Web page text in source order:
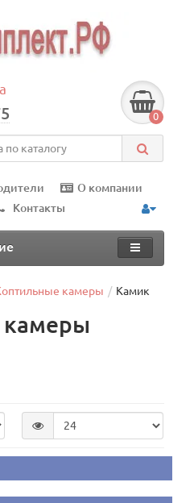
0
О компании
Контакты
камеры Камик
камеры